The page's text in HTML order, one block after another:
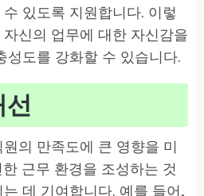
있도록 지원합니다. 이렇
신의 업무에 대한 자신감을
성도를 강화할 수 있습니다.
선
의 만족도에 큰 영향을 미
근무 환경을 조성하는 것
데 기여합니다. 예를 들어,